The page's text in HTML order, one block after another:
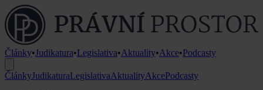
Články•Judikatura•Legislativa•Aktuality•Akce•Podcasty
ČlánkyJudikaturaLegislativaAktualityAkcePodcasty